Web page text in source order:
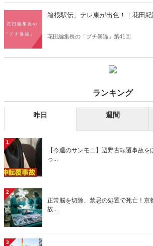
ら離れたプロフィールのエンタメ性が話
箱根駅伝、テレ東が出色！｜花田
花田編集長の「プチ暴論」第41回
ランキング
昨日 週間
1
【今週のサンモニ】辺野古転覆事故
っ...
2
正常脳を切除、禁忌の処置で死亡！京
故...
3